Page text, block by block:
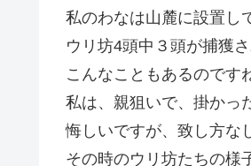
私のわなは山麓に設置し
ウリ坊4頭中３頭が捕獲
こんなこともあるので
私は、親狙いで、掛かっ
悔しいですが、致し方な
その時のウリ坊たちの様